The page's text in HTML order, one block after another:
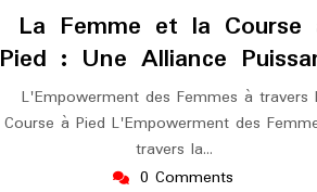
2026
La Femme et la Course
Pied : Une Alliance
L'Empowerment des Femmes à travers
Course à Pied L'Empowerment des
travers la…
0 Comments